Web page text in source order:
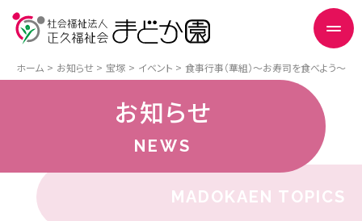
ホーム お知らせ 宝塚 イベント 食事行事（華組）～お寿司を食べよう～
お知らせ
NEWS
MADOKAEN TOPICS